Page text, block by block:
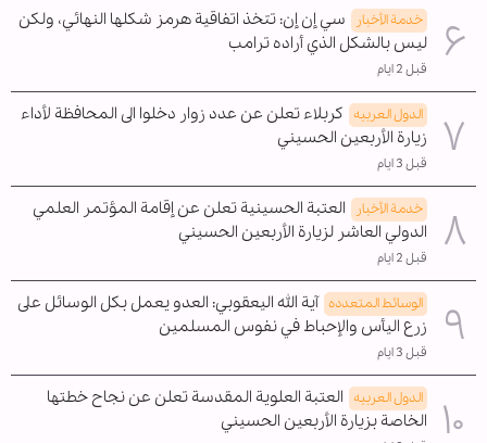
خدمة الأخبار
سي إن إن: تتخذ اتفاقية هرمز شكلها النهائي، ولكن
ليس بالشكل الذي أراده ترامب
قبل 2 ايام
الدول العربیه كربلاء تعلن عن عدد زوار دخلوا الى المحافظة لأداء
زيارة الأربعين الحسيني
قبل 3 ايام
خدمة الأخبار
العتبة الحسينية تعلن عن إقامة المؤتمر العلمي
الدولي العاشر لزيارة الأربعين الحسيني
قبل 2 ايام
الوسائط المتعدده آية الله اليعقوبي: العدو يعمل بكل الوسائل على
زرع اليأس والإحباط في نفوس المسلمين
قبل 3 ايام
الدول العربیه العتبة العلوية المقدسة تعلن عن نجاح خطتها
الخاصة بزيارة الأربعين الحسيني